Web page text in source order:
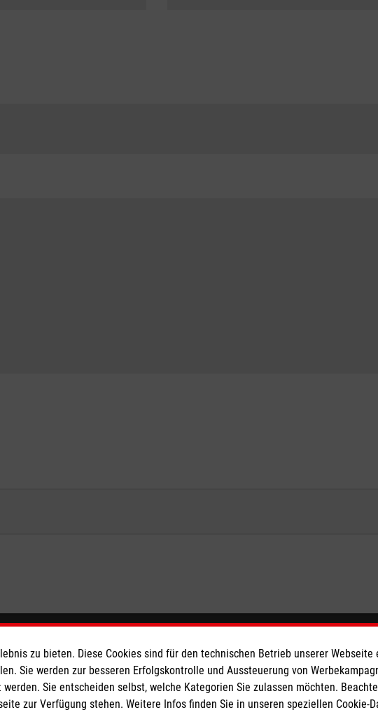
Malteser online
Malteser in Deutschland
Malteser International
zu bieten. Diese Cookies sind für den technischen Betrieb unserer
Sie werden zur besseren Erfolgskontrolle und Aussteuerung von
Sie entscheiden selbst, welche Kategorien Sie zulassen möchten.
zur Verfügung stehen. Weitere Infos finden Sie in unseren speziellen Cookie-